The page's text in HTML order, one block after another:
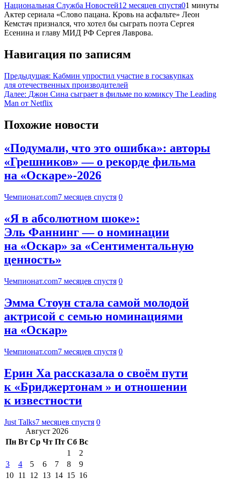
Национальная Служба Новостей12 месяцев спустя01 минуты
Актер сериала «Слово пацана. Кровь на асфальте» Леон
Кемстач признался, что хотел бы сыграть поэта Сергея
Есенина и главу МИД РФ Сергея Лаврова.
Навигация по записям
Предыдущая: Кабмин упростил участие в госзакупках
для отечественных производителей
Далее: Джон Сина сыграет в фильме по комиксу The Leading
Man от Netflix
Похожие новости
«Подумали, что это ошибка»: авторы
«Грешников» — о рекорде фильма
на «Оскаре»-2026
Чемпионат.com7 месяцев спустя 0
«Я в абсолютном шоке»:
Эль Фаннинг — о номинации
на «Оскар» за «Сентиментальную
ценность»
Чемпионат.com7 месяцев спустя 0
Эмма Стоун стала самой молодой
актрисой с семью номинациями
на «Оскар»
Чемпионат.com7 месяцев спустя 0
Ерин Ха рассказала о своём пути
к «Бриджертонам » и отношении
к известности
Just Talks7 месяцев спустя 0
Август 2026
Пн Вт Ср Чт Пт Сб Вс
1
2
3
4 5 6 7 8
9
10 11 12 13 14 15 16